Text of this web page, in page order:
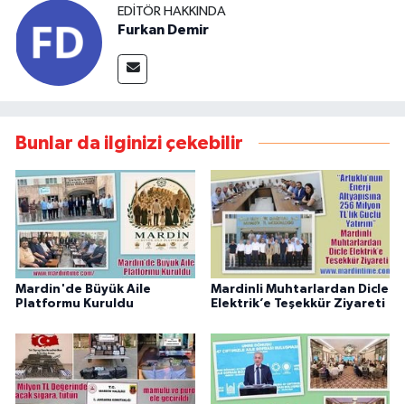
EDITÖR HAKKINDA
Furkan Demir
Bunlar da ilginizi çekebilir
Mardin'de Büyük Aile
Platformu Kuruldu
Mardinli Muhtarlardan Dicle
Elektrik’e Teşekkür Ziyareti